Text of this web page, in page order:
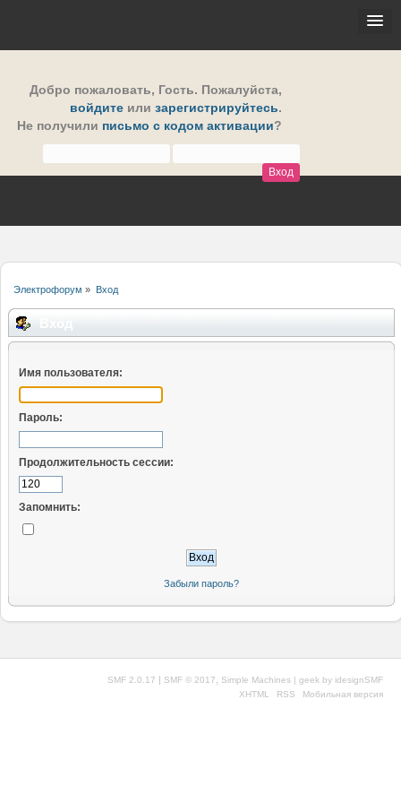
Добро пожаловать, Гость. Пожалуйста,
войдите или зарегистрируйтесь.
Не получили письмо с кодом активации?
Электрофорум » Вход
Имя пользователя:
Пароль:
Продолжительность сессии:
Запомнить:
Забыли пароль?
SMF 2.0.17 | SMF © 2017 Simple Machines | geek by idesignSMF
XHTML
RSS Мобильная версия